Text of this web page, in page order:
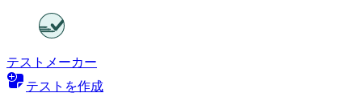
テストメーカー
テストを作成